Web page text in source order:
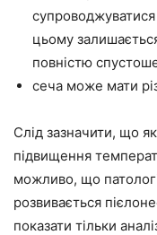
цьому
повністю
сеча може мати
Слід зазначити, що
підвищення
можливо, що
розвивається
показати тільки